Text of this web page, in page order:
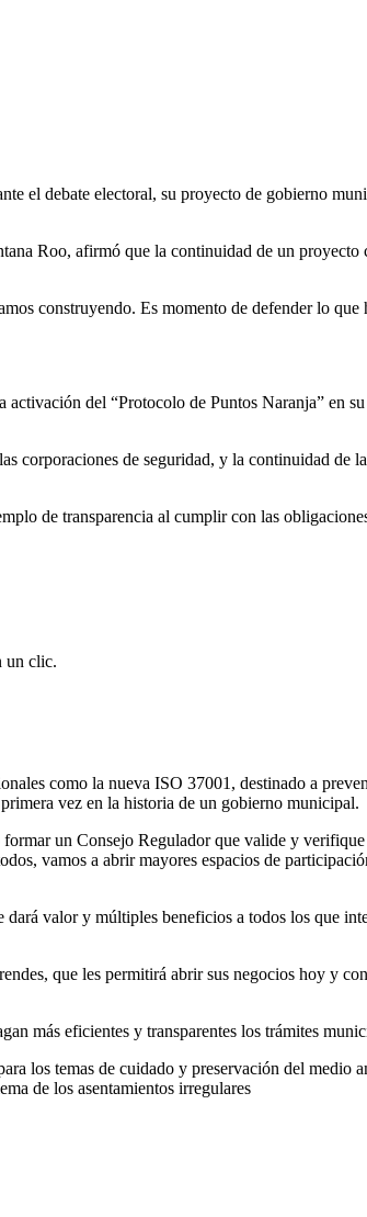
el debate electoral, su proyecto de gobierno
Roo, afirmó que la continuidad de un proyecto
construyendo. Es momento de defender lo
del “Protocolo de Puntos Naranja” en
corporaciones de seguridad, y la continuidad de
de transparencia al cumplir con las
un clic.
como la nueva ISO 37001, destinado a
vez en la historia de un gobierno municipal.
un Consejo Regulador que valide y
vamos a abrir mayores espacios de
valor y múltiples beneficios a todos los que
que les permitirá abrir sus negocios hoy y
más eficientes y transparentes los trámites
los temas de cuidado y preservación del medio
de los asentamientos irregulares